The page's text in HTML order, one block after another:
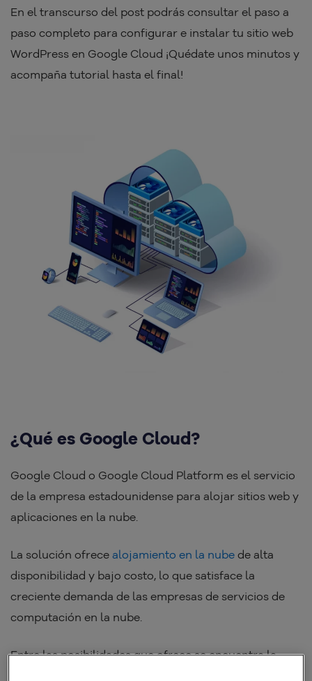
En el transcurso del post podrás consultar el paso a
paso completo para configurar e instalar tu sitio web
WordPress en Google Cloud ¡Quédate unos minutos y
acompaña tutorial hasta el final!
¿Qué es Google Cloud?
Google Cloud o Google Cloud Platform es el servicio
de la empresa estadounidense para alojar sitios web y
aplicaciones en la nube.
La solución ofrece alojamiento en la nube de alta
disponibilidad y bajo costo, lo que satisface la
creciente demanda de las empresas de servicios de
computación en la nube.
Entre las posibilidades que ofrece se encuentra la